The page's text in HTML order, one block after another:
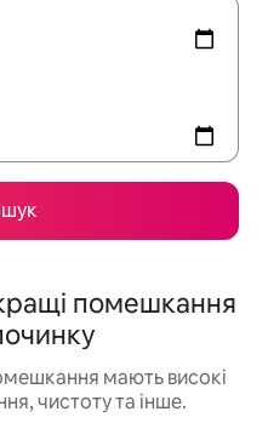
помешкання
мають високі
чистоту та інше.